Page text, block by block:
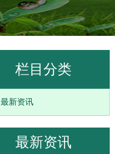
栏目分类
最新资讯
最新资讯